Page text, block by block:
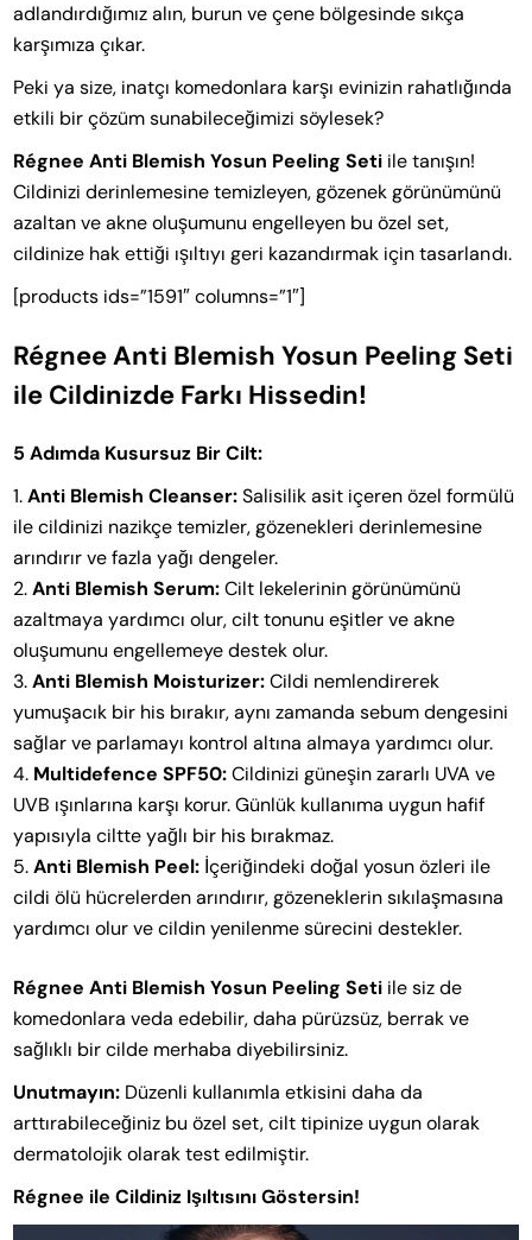
adlandırdığımız alın, burun ve çene bölgesinde sıkça
karşımıza çıkar.
Peki ya size, inatçı komedonlara karşı evinizin rahatlığında
etkili bir çözüm sunabileceğimizi söylesek?
Régnee Anti Blemish Yosun Peeling Seti ile tanışın!
Cildinizi derinlemesine temizleyen, gözenek görünümünü
azaltan ve akne oluşumunu engelleyen bu özel set,
cildinize hak ettiği ışıltıyı geri kazandırmak için tasarlandı.
[products ids=”1591″ columns=”1″]
Régnee Anti Blemish Yosun Peeling Seti
ile Cildinizde Farkı Hissedin!
5 Adımda Kusursuz Bir Cilt:
Anti Blemish Cleanser:Salisilik asit içeren özel formülü
ile cildinizi nazikçe temizler, gözenekleri derinlemesine
arındırır ve fazla yağı dengeler.
Anti Blemish Serum:Cilt lekelerinin görünümünü
azaltmaya yardımcı olur, cilt tonunu eşitler ve akne
oluşumunu engellemeye destek olur.
Anti Blemish Moisturizer:Cildi nemlendirerek
yumuşacık bir his bırakır, aynı zamanda sebum dengesini
sağlar ve parlamayı kontrol altına almaya yardımcı olur.
Multidefence SPF50:Cildinizi güneşin zararlı UVA ve
UVB ışınlarına karşı korur. Günlük kullanıma uygun hafif
yapısıyla ciltte yağlı bir his bırakmaz.
Anti Blemish Peel: İçeriğindeki doğal yosun özleri ile
cildi ölü hücrelerden arındırır, gözeneklerin sıkılaşmasına
yardımcı olur ve cildin yenilenme sürecini destekler.
Régnee Anti Blemish Yosun Peeling Seti ile siz de
komedonlara veda edebilir, daha pürüzsüz, berrak ve
sağlıklı bir cilde merhaba diyebilirsiniz.
Unutmayın: Düzenli kullanımla etkisini daha da
arttırabileceğiniz bu özel set, cilt tipinize uygun olarak
dermatolojik olarak test edilmiştir.
Régnee ile Cildiniz Işıltısını Göstersin!